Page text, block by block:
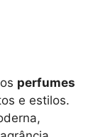
perfumes
e estilos.